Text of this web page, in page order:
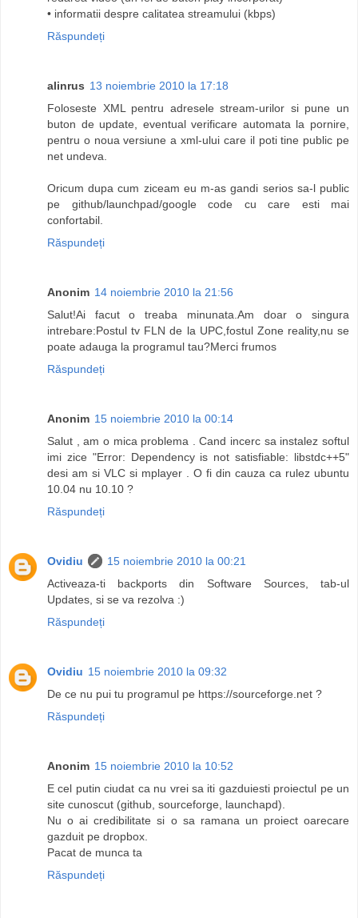
• informatii despre calitatea streamului (kbps)
Răspundeți
alinrus 13 noiembrie 2010 la 17:18
Foloseste XML pentru adresele stream-urilor si pune un
buton de update, eventual verificare automata la pornire,
pentru o noua versiune a xml-ului care il poti tine public pe
net undeva.
Oricum dupa cum ziceam eu m-as gandi serios sa-l public
pe github/launchpad/google code cu care esti mai
confortabil.
Răspundeți
Anonim 14 noiembrie 2010 la 21:56
Salut!Ai facut o treaba minunata.Am doar o singura
intrebare:Postul tv FLN de la UPC,fostul Zone reality,nu se
poate adauga la programul tau?Merci frumos
Răspundeți
Anonim 15 noiembrie 2010 la 00:14
Salut , am o mica problema . Cand incerc sa instalez softul
imi zice "Error: Dependency is not satisfiable: libstdc++5"
desi am si VLC si mplayer . O fi din cauza ca rulez ubuntu
10.04 nu 10.10 ?
Răspundeți
Ovidiu
15 noiembrie 2010 la 00:21
Activeaza-ti backports din Software Sources, tab-ul
Updates, si se va rezolva :)
Răspundeți
Ovidiu 15 noiembrie 2010 la 09:32
De ce nu pui tu programul pe https://sourceforge.net ?
Răspundeți
Anonim 15 noiembrie 2010 la 10:52
E cel putin ciudat ca nu vrei sa iti gazduiesti proiectul pe un
site cunoscut (github, sourceforge, launchapd).
Nu o ai credibilitate si o sa ramana un proiect oarecare
gazduit pe dropbox.
Pacat de munca ta
Răspundeți